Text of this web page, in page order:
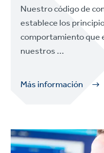
Nuestro código de
establece los
comportamiento que
nuestros ...
Más información